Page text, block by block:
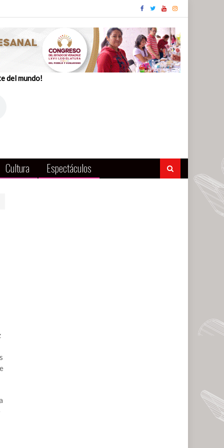
del mundo!
Cultura Espectáculos